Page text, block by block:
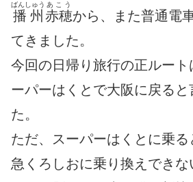
播州
ばんしゅう
赤穂
あこう
から、また普通電
てきました。
今回の日帰り旅行の正ルート
ーパーはくとで大阪に戻ると
た。
ただ、スーパーはくとに乗
急くろしおに乗り換えできな